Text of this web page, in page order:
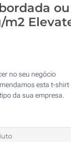
ou
m2
no seu negócio
esta t-shirt
da sua empresa.